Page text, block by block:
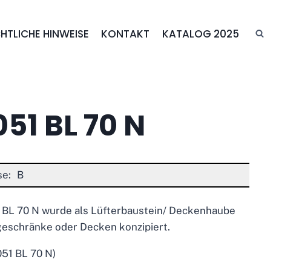
HINWEISE KONTAKT KATALOG 2025
BL 70 N
B
BL 70 N wurde als Lüfterbaustein/ Deckenhaube
oder Decken konzipiert.
BL 70 N)